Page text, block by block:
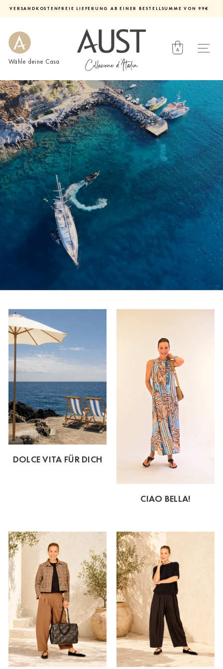
pausieren
VERSANDKOSTENFREIE LIEFERUNG AB EINER BESTELLSUMME VON 99€
Wähle deine Casa
DOLCE VITA FÜR DICH
CIAO BELLA!